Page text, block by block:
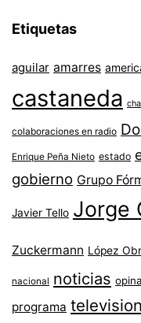
Etiquetas
aguilar amarres
castaneda
colaboraciones en radio
Enrique Peña Nieto estado
gobierno Grupo
Javier Tello Jorge
Zuckermann López
nacional noticias
programa television